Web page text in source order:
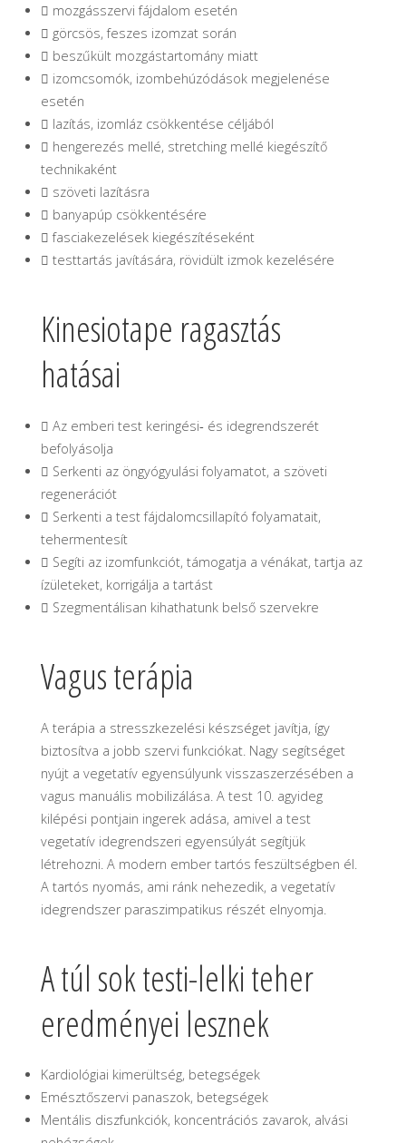
 mozgásszervi fájdalom esetén
 görcsös, feszes izomzat során
 beszűkült mozgástartomány miatt
 izomcsomók, izombehúzódások megjelenése
esetén
 lazítás, izomláz csökkentése céljából
 hengerezés mellé, stretching mellé kiegészítő
technikaként
 szöveti lazításra
 banyapúp csökkentésére
 fasciakezelések kiegészítéseként
 testtartás javítására, rövidült izmok kezelésére
Kinesiotape ragasztás
hatásai
 Az emberi test keringési‐ és idegrendszerét
befolyásolja
 Serkenti az öngyógyulási folyamatot, a szöveti
regenerációt
 Serkenti a test fájdalomcsillapító folyamatait,
tehermentesít
 Segíti az izomfunkciót, támogatja a vénákat, tartja az
ízületeket, korrigálja a tartást
 Szegmentálisan kihathatunk belső szervekre
Vagus terápia
A terápia a stresszkezelési készséget javítja, így
biztosítva a jobb szervi funkciókat. Nagy segítséget
nyújt a vegetatív egyensúlyunk visszaszerzésében a
vagus manuális mobilizálása. A test 10. agyideg
kilépési pontjain ingerek adása, amivel a test
vegetatív idegrendszeri egyensúlyát segítjük
létrehozni. A modern ember tartós feszültségben él.
A tartós nyomás, ami ránk nehezedik, a vegetatív
idegrendszer paraszimpatikus részét elnyomja.
A túl sok testi-lelki teher
eredményei lesznek
Kardiológiai kimerültség, betegségek
Emésztőszervi panaszok, betegségek
Mentális diszfunkciók, koncentrációs zavarok, alvási